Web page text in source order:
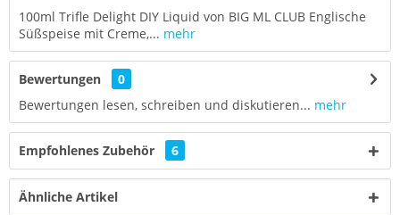
100ml Trifle Delight DIY Liquid von BIG ML CLUB Englische
Süßspeise mit Creme,... mehr
Bewertungen
0
Bewertungen lesen, schreiben und diskutieren... mehr
Empfohlenes Zubehör 6
Ähnliche Artikel